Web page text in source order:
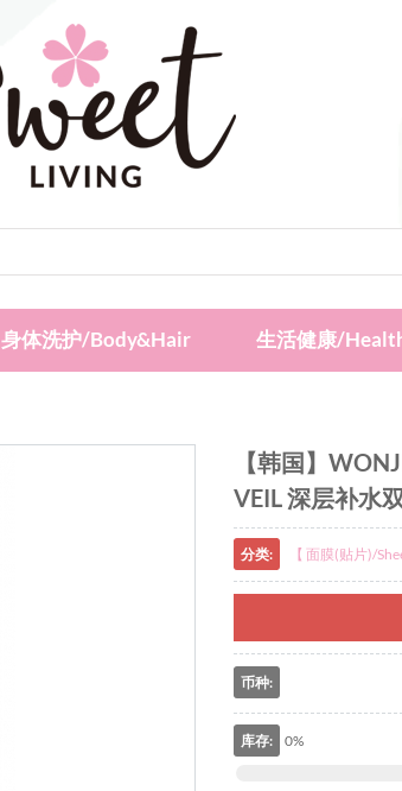
身体洗护/Body&Hair 生活健康/
【韩国】
VEIL 深层补水
分类: 【 面膜(贴片)/
币种:
RMB
库存: 0%